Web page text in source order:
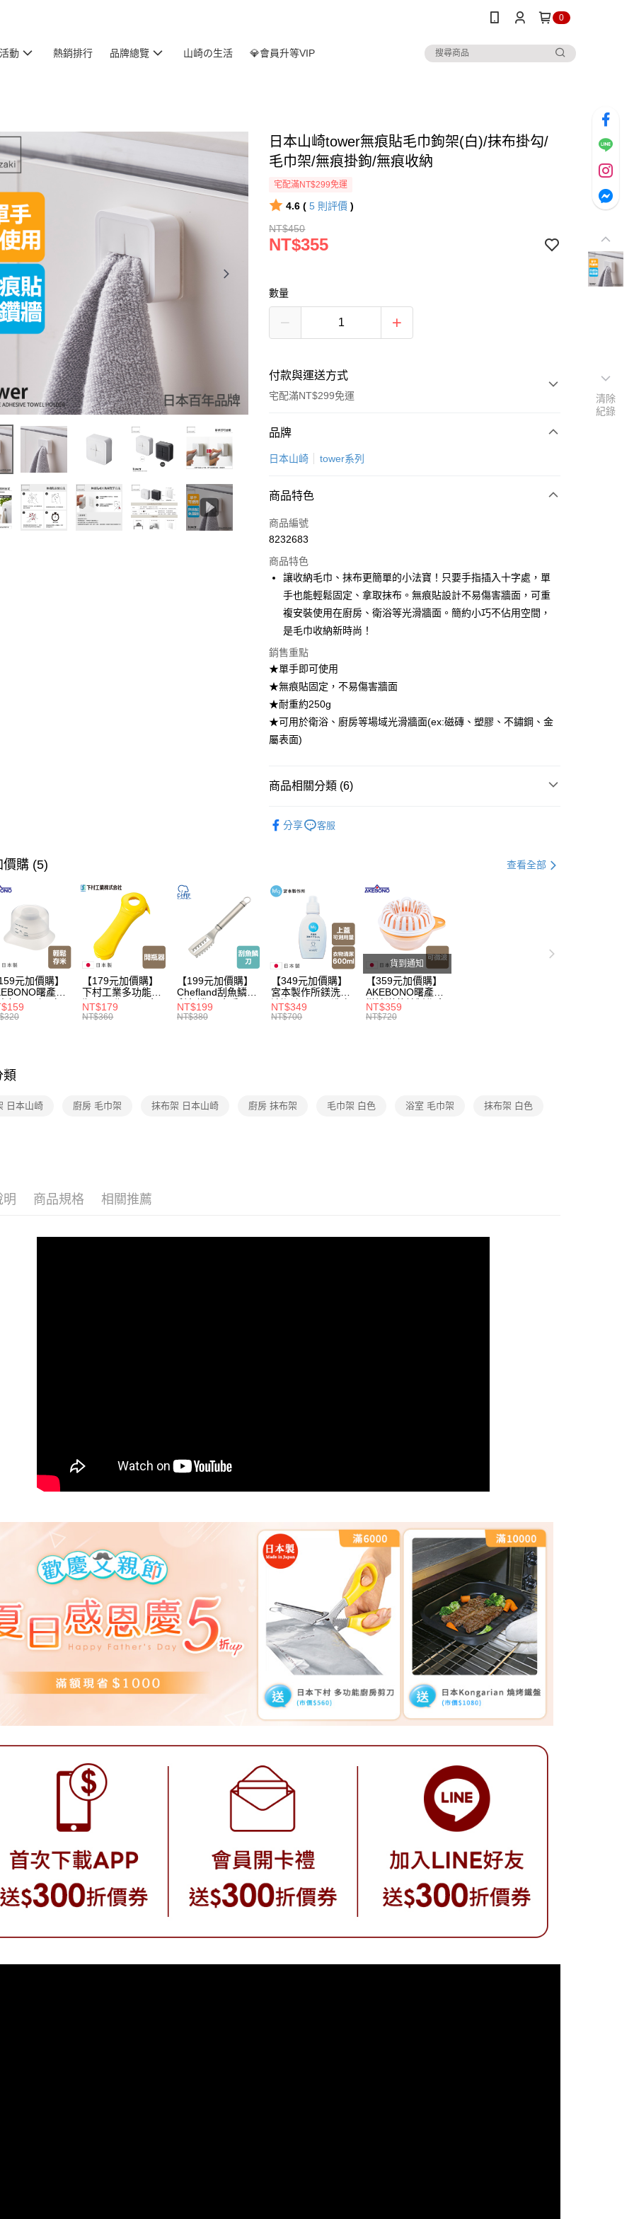
0
動 熱銷排行 品牌總覽 山崎の生活 💎會員升等VIP
日本山崎tower無痕貼毛巾鉤架(白)/抹布掛勾/
毛巾架/無痕掛鉤/無痕收納
宅配滿NT$299免運
4.6 ( 5 則評價 )
NT$450
NT$355
數量
付款與運送方式
宅配滿NT$299免運
付款方式
信用卡一次付款
Apple Pay
悠遊付
Google Pay
全盈+PAY
相關說明
【大哥付你分期使用說明】
1.本服務由台灣大哥大提供，台灣大哥大用戶可立即使用無須另外申請。
2.付款方式選擇「大哥付你分期」，訂單成立後會自動跳轉到大哥付的交易
流程，驗證手機門號後，選擇欲分期的期數、繳款截止日，確認付款後即
完成交易。
3.實際核准額度、可分期數及費用金額請依後續交易確認頁面所載為準。
4.訂單成立30分鐘內，如未前往確認交易或遇審核未通過，訂單將自動取
【繳款方式說明】
2.透過簡訊連結打開帳單後，可選擇「超商條碼／台灣大直營門市／銀行轉
用戶於交易時，得透過本服務購買商品或服務，並由商店將買賣／分期付
款買賣價金債權讓與本公司後，依約使用本公司帳單繳交帳款。
2.基於同意付款使用「大哥付你分期」之契約關係目的，商店將以您的個人
資料（包含姓名、電話或地址）提供予台灣大哥大進項蒐集、處理及利
用，由本公司與您本人進行分期帳單所需資料之確認、核對及更正。
3.完整用戶服務條款，請詳閱以下連結：https://oppay.tw/userRule
ATM付款
運送方式
每筆NT$100，滿NT$499(含以上)免運費
付款後7-11取貨
每筆NT$100，滿NT$499(含以上)免運費
宅配【父親節大回饋】限時$299免運
每筆NT$150，滿NT$299(含以上)免運費
品牌
日本山崎 tower系列
商品特色
商品編號
8232683
商品特色
讓收納毛巾、抹布更簡單的小法寶！只要手指插入十字處，單
手也能輕鬆固定、拿取抹布。無痕貼設計不易傷害牆面，可重
複安裝使用在廚房、衛浴等光滑牆面。簡約小巧不佔用空間，
是毛巾收納新時尚！
銷售重點
★單手即可使用
★無痕貼固定，不易傷害牆面
★耐重約250g
★可用於衛浴、廚房等場域光滑牆面(ex:磁磚、塑膠、不鏽鋼、金
屬表面)
商品相關分類 (6)
【本月主打】 ▶日本熱銷補貨到$299up
【🎉歡慶父親節 瘋殺5折up】
▶【限時加價購$159up】官網獨
【🎉歡慶父親節 瘋殺5折up】 ▶歡慶父親節 ，全館瘋殺5折up
分享 客服
價購 (5) 查看全部
元加價購】
曙產業
杯漏斗組(白)/
杯/米桶/量米
【179元加價購】
下村工業多功能開
瓶器/開瓶器/餐廚
用品/料理道具/任
NT$179
NT$360
【199元加價購】
Chefland刮魚鱗刀/
刮魚鱗器/廚房用
品/料理道具/任二
NT$199
NT$380
【349元加價購】
宮本製作所鎂洗衣
清潔液600ml/洗衣
精/洗衣鎂/洗衣用
NT$349
NT$700
貨到通知
【359元加價購】
AKEBONO曙產業
微波洋芋片製作盒/
料理盒/健康零食/
NT$359
NT$720
類
日本山崎 廚房 毛巾架 抹布架 日本山崎 廚房 抹布架 毛巾架 白色 浴室 毛巾架 抹布架 白色
明 商品規格 相關推薦
清除
紀錄